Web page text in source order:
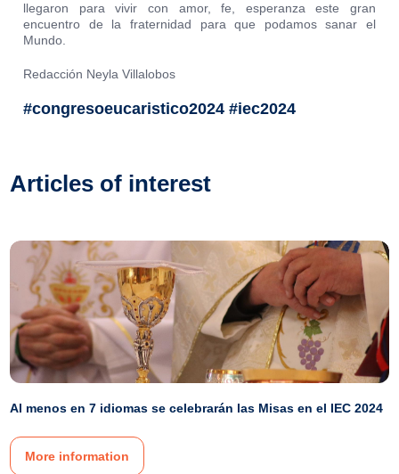
llegaron para vivir con amor, fe, esperanza este gran
encuentro de la fraternidad para que podamos sanar el
Mundo.
Redacción Neyla Villalobos
#congresoeucaristico2024 #iec2024
Articles of interest
Al menos en 7 idiomas se celebrarán las Misas en el IEC 2024
More information